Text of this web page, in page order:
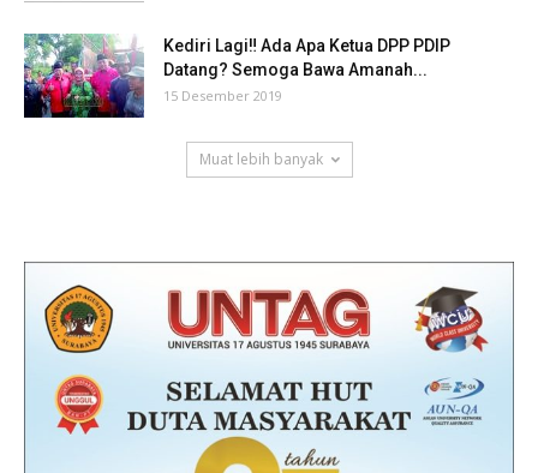
Kediri Lagi‼ Ada Apa Ketua DPP PDIP
Datang? Semoga Bawa Amanah...
15 Desember 2019
Muat lebih banyak